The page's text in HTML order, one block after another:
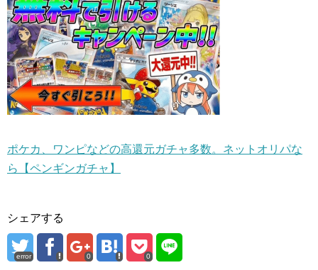
ポケカ、ワンピなどの高還元ガチャ多数。ネットオリパな
ら【ペンギンガチャ】
シェアする
error 0 0